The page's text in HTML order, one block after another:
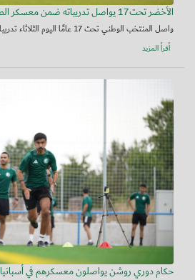
الأخضر تحت17 يواصل تدريباته ضمن معسكر الطائف
واصل المنتخب الوطني تحت 17 عامًا اليوم الثلاثاء تدريباته ضمن معسكره في...
أقرأ المزيد
حكام دوري روشن يواصلون معسكرهم في أسبانيا